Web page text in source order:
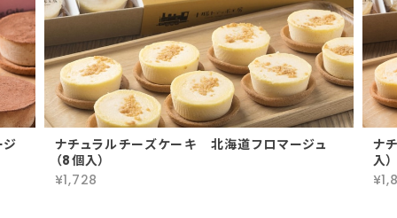
ナチュラルチーズケーキ 北海道フロマージュ
（8個入）
¥1,728
ナ
入）